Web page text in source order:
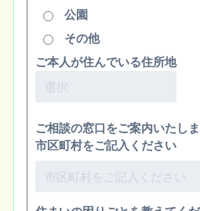
公園
その他
ご本人が住んでいる住所地
ご相談の窓口をご案内いたしま
市区町村をご記入ください